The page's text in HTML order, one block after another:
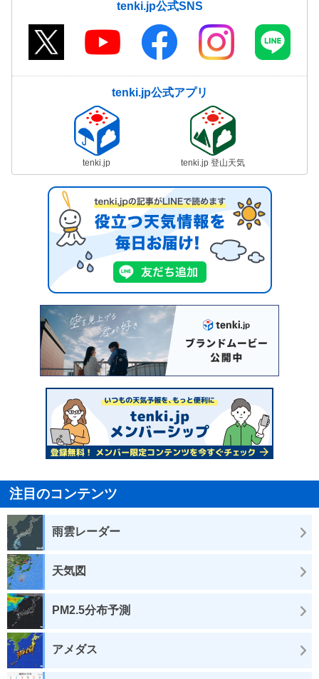
tenki.jp公式SNS
tenki.jp公式アプリ
tenki.jp tenki.jp 登山天気
注目のコンテンツ
雨雲レーダー
天気図
PM2.5分布予測
アメダス